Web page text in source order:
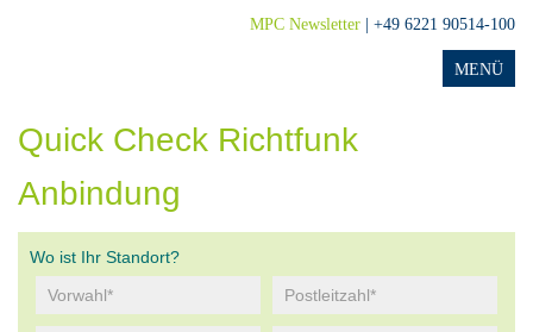
MPC Newsletter | +49 6221 90514-100
Quick Check Richtfunk
Anbindung
Wo ist Ihr Standort?